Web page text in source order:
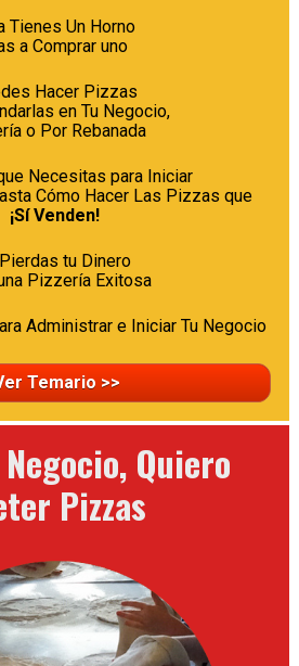
Tienes Un Horno
a Comprar uno
Hacer Pizzas
en Tu Negocio,
o Por Rebanada
Necesitas para Iniciar
Desde Trámites Hasta Cómo Hacer Las Pizzas que
¡Sí Venden!
tu Dinero
Pizzería Exitosa
Administrar e Iniciar Tu Negocio
Temario >>
Negocio, Quiero
Pizzas